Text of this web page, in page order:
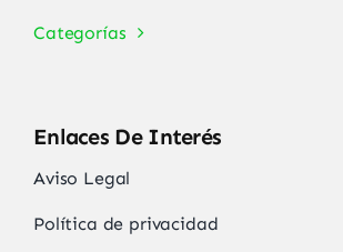
Categorías
Enlaces De Interés
Aviso Legal
Política de privacidad